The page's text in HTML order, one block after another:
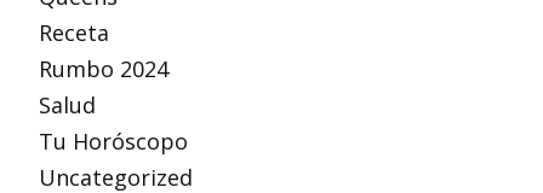
Receta
Rumbo 2024
Salud
Tu Horóscopo
Uncategorized